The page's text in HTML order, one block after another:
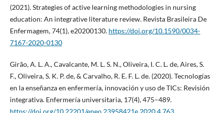
(2021). Strategies of active learning methodologies in nursing
education: An integrative literature review. Revista Brasileira De
Enfermagem, 74(1), e20200130. https://doi.org/10.1590/0034-
7167-2020-0130
Girão, A. L. A., Cavalcante, M. L. S. N., Oliveira, I. C. L. de, Aires, S.
F., Oliveira, S. K. P. de, & Carvalho, R. E. F. L. de. (2020). Tecnologías
en la enseñanza en enfermería, innovación y uso de TICs: Revisión
integrativa. Enfermería universitaria, 17(4), 475–489.
https://doi.org/10.22201/eneo.23958421e.2020.4.763